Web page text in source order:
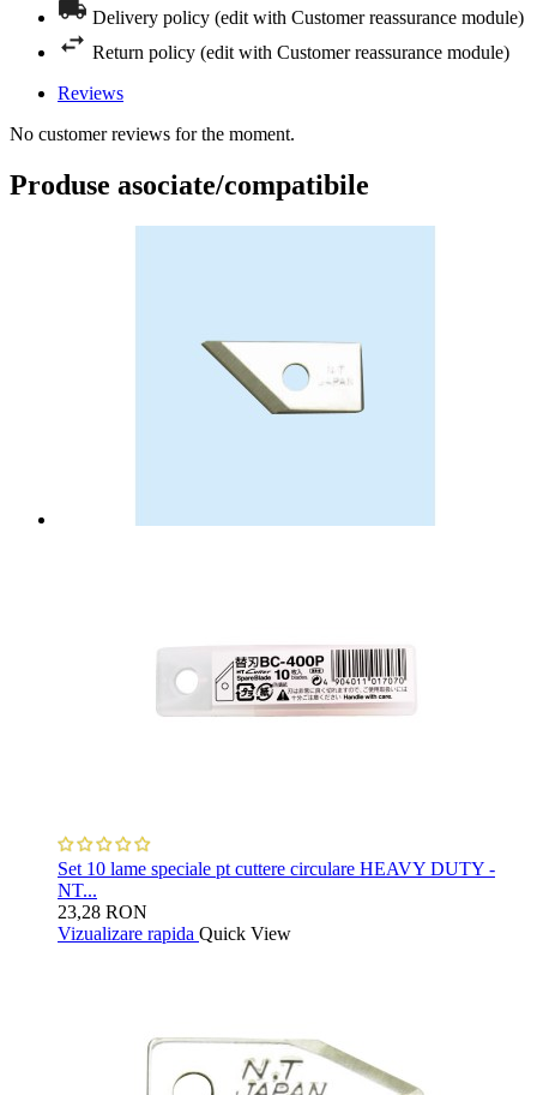
Delivery policy (edit with Customer reassurance module)
Return policy (edit with Customer reassurance module)
Reviews
No customer reviews for the moment.
Produse asociate/compatibile
Set 10 lame speciale pt cuttere circulare HEAVY DUTY -
NT...
23,28 RON
Vizualizare rapida Quick View